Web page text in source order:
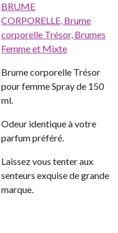
BRUME
CORPORELLE, Brume
corporelle Trésor, Brumes
Femme et Mixte
Brume corporelle Trésor
pour femme Spray de 150
ml.
Odeur identique à votre
parfum préféré.
Laissez vous tenter aux
senteurs exquise de grande
marque.